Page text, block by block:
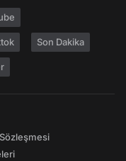
Son Dakika
Sözleşmesi